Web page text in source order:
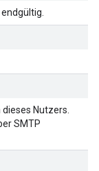
Nutzers.
SMTP